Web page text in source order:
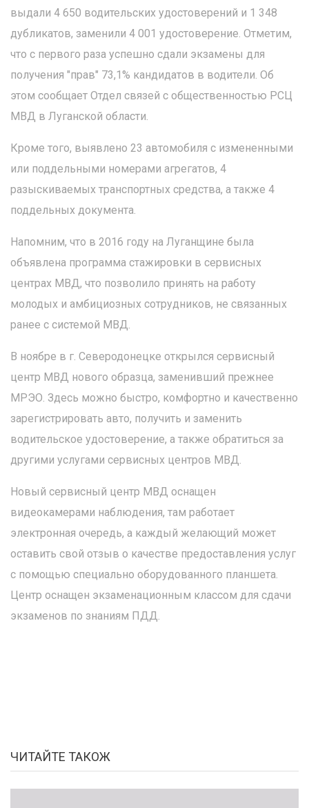
выдали 4 650 водительских удостоверений и 1 348
дубликатов, заменили 4 001 удостоверение. Отметим,
что с первого раза успешно сдали экзамены для
получения "прав" 73,1% кандидатов в водители. Об
этом сообщает Отдел связей с общественностью РСЦ
МВД в Луганской области.
Кроме того, выявлено 23 автомобиля с измененными
или поддельными номерами агрегатов, 4
разыскиваемых транспортных средства, а также 4
поддельных документа.
Напомним, что в 2016 году на Луганщине была
объявлена программа стажировки в сервисных
центрах МВД, что позволило принять на работу
молодых и амбициозных сотрудников, не связанных
ранее с системой МВД.
В ноябре в г. Северодонецке открылся сервисный
центр МВД нового образца, заменивший прежнее
МРЭО. Здесь можно быстро, комфортно и качественно
зарегистрировать авто, получить и заменить
водительское удостоверение, а также обратиться за
другими услугами сервисных центров МВД.
Новый сервисный центр МВД оснащен
видеокамерами наблюдения, там работает
электронная очередь, а каждый желающий может
оставить свой отзыв о качестве предоставления услуг
с помощью специально оборудованного планшета.
Центр оснащен экзаменационным классом для сдачи
экзаменов по знаниям ПДД.
ЧИТАЙТЕ ТАКОЖ